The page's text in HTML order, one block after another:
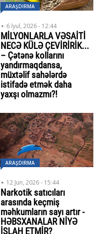
ARAŞDIRMA
6 İyul, 2026 - 12:44
MİLYONLARLA VƏSAİTİ
NECƏ KÜLƏ ÇEVİRİRİK...
– Çətənə kollarını
yandırmaqdansa,
müxtəlif sahələrdə
istifadə etmək daha
yaxşı olmazmı?!
ARAŞDIRMA
12 Jun, 2026 - 15:44
Narkotik satıcıları
arasında keçmiş
məhkumların sayı artır -
HƏBSXANALAR NİYƏ
İSLAH ETMİR?